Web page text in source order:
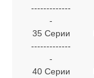
-------------
-
35 Серии
-------------
-
40 Серии